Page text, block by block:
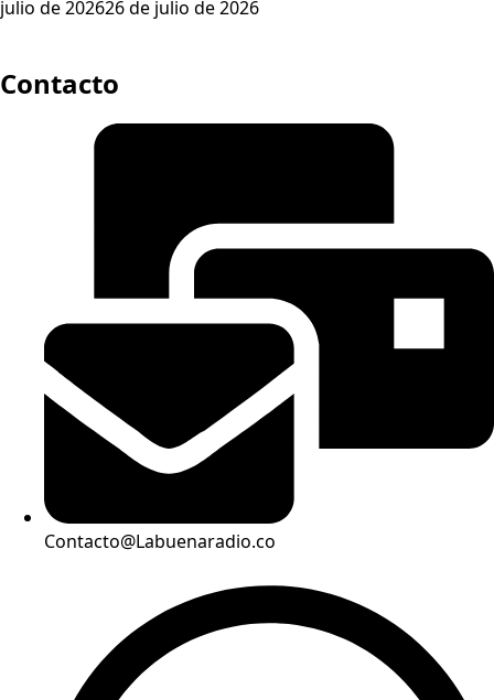
julio de 202626 de julio de 2026
Contacto
Contacto@Labuenaradio.co